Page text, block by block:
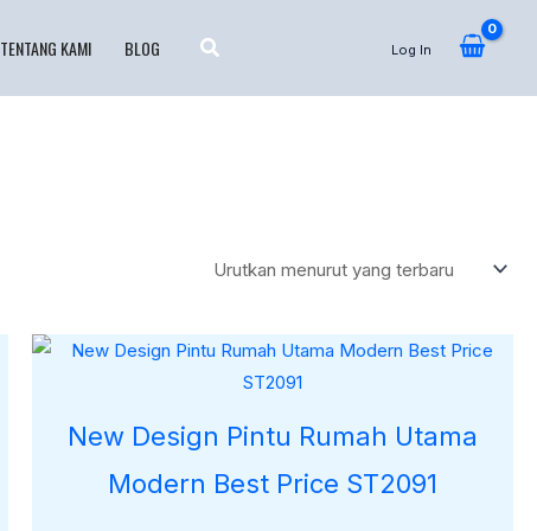
TENTANG KAMI BLOG Log In
New Design Pintu Rumah Utama
Modern Best Price ST2091